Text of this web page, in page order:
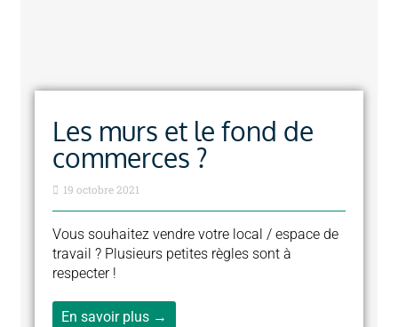
Les murs et le fond de
commerces ?
19 octobre 2021
Vous souhaitez vendre votre local / espace de
travail ? Plusieurs petites règles sont à
respecter !
En savoir plus →